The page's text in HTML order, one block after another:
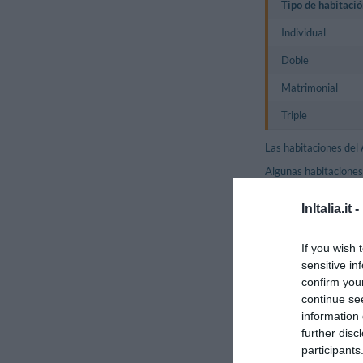
InItalia.it -
If you wish
sensitive
confirm
continue
information
further
Tipo de
Individual
Doble
Matrimonial
Triple
Las habitaciones
Algunas
Check In y
Personal
Restaurante
Sala de